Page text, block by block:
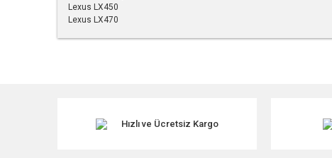
Lexus LX450
Lexus LX470
Ürün açıklamasında eksik bilgiler bulunuyor.
Hızlı ve Ücretsiz Kargo